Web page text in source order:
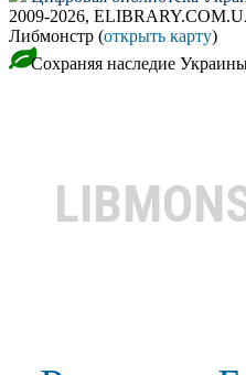
2009-2026,
Либмонстр (открыть карту)
Сохраняя наследие